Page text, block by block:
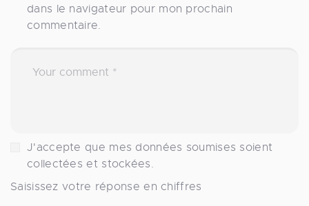
dans le navigateur pour mon prochain
commentaire.
J'accepte que mes données soumises soient
collectées et stockées.
Saisissez votre réponse en chiffres